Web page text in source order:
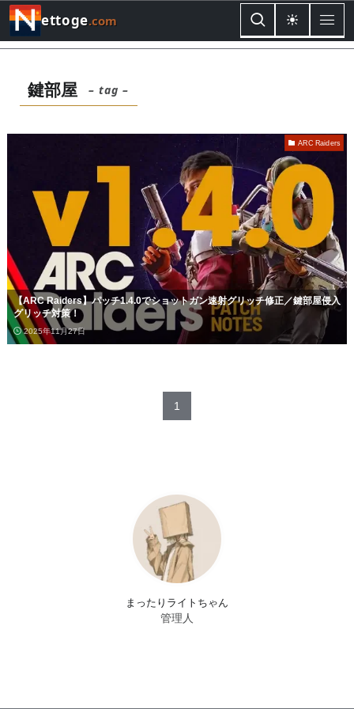
ettoge.com
鍵部屋 – tag –
ARC Raiders
【ARC Raiders】パッチ1.4.0でショットガン速射グリッチ修正／鍵部屋侵入
グリッチ対策！
2025年11月27日
1
まったりライトちゃん
管理人